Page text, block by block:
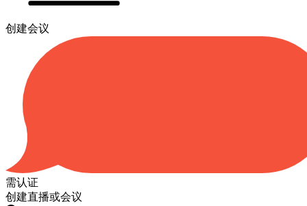
创建会议
需认证
创建直播或会议